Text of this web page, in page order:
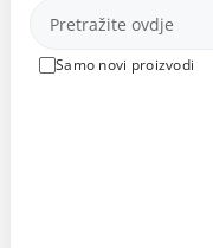
Samo novi proizvodi